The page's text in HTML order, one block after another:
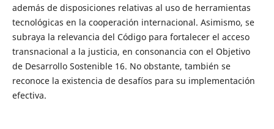
además de disposiciones relativas al uso de herramientas
tecnológicas en la cooperación internacional. Asimismo, se
subraya la relevancia del Código para fortalecer el acceso
transnacional a la justicia, en consonancia con el Objetivo
de Desarrollo Sostenible 16. No obstante, también se
reconoce la existencia de desafíos para su implementación
efectiva.